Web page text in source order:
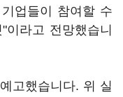
업들이 참여할 수
라고 전망했습니
고했습니다. 위 실